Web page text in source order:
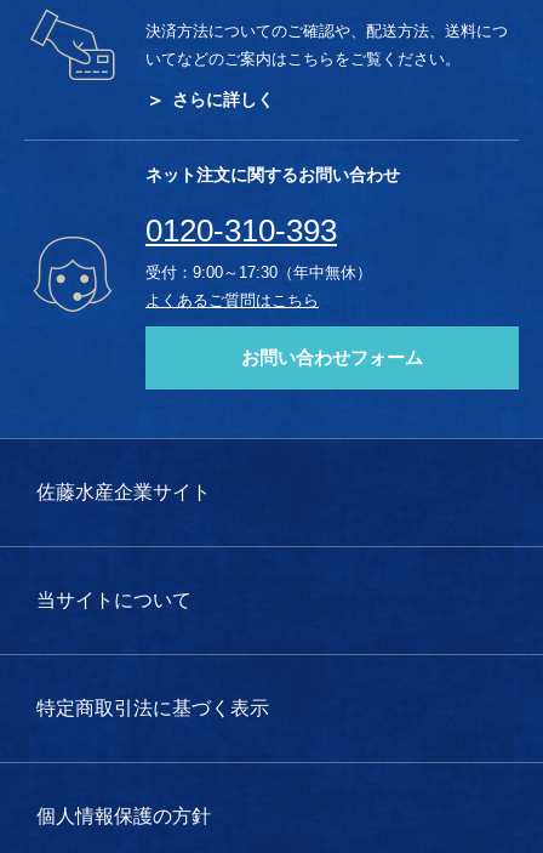
決済方法についてのご確認や、配送方法、送料につ
いてなどのご案内はこちらをご覧ください。
さらに詳しく
ネット注文に関するお問い合わせ
0120-310-393
受付：9:00～17:30（年中無休）
よくあるご質問はこちら
お問い合わせフォーム
佐藤水産企業サイト
当サイトについて
特定商取引法に基づく表示
個人情報保護の方針